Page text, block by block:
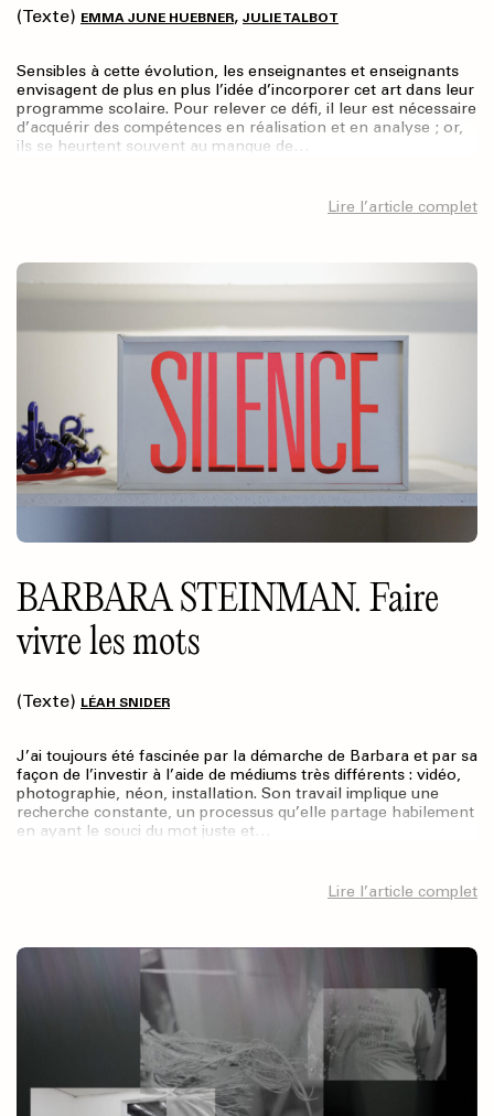
(Texte) EMMA JUNE HUEBNER, JULIE TALBOT
Sensibles à cette évolution, les enseignantes et enseignants
envisagent de plus en plus l’idée d’incorporer cet art dans leur
programme scolaire. Pour relever ce défi, il leur est nécessaire
d’acquérir des compétences en réalisation et en analyse ; or,
ils se heurtent souvent au manque de…
Lire l’article complet
BARBARA STEINMAN. Faire
vivre les mots
(Texte) LÉAH SNIDER
J’ai toujours été fascinée par la démarche de Barbara et par sa
façon de l’investir à l’aide de médiums très différents : vidéo,
photographie, néon, installation. Son travail implique une
recherche constante, un processus qu’elle partage habilement
en ayant le souci du mot juste et…
Lire l’article complet